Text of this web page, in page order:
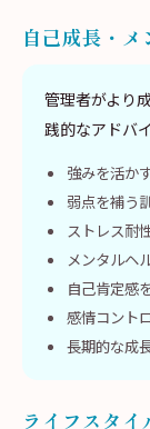
自己成長・メ
管理者がより
践的なアドバ
強みを活か
弱点を補う
ストレス耐
メンタルヘ
自己肯定感
感情コント
長期的な成
ライフスタイ